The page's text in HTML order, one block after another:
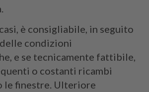
è consigliabile, in seguito
condizioni
e se tecnicamente fattibile,
o costanti ricambi
le finestre. Ulteriore